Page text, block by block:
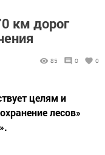
км дорог
85 0 0
целям и
лесов»